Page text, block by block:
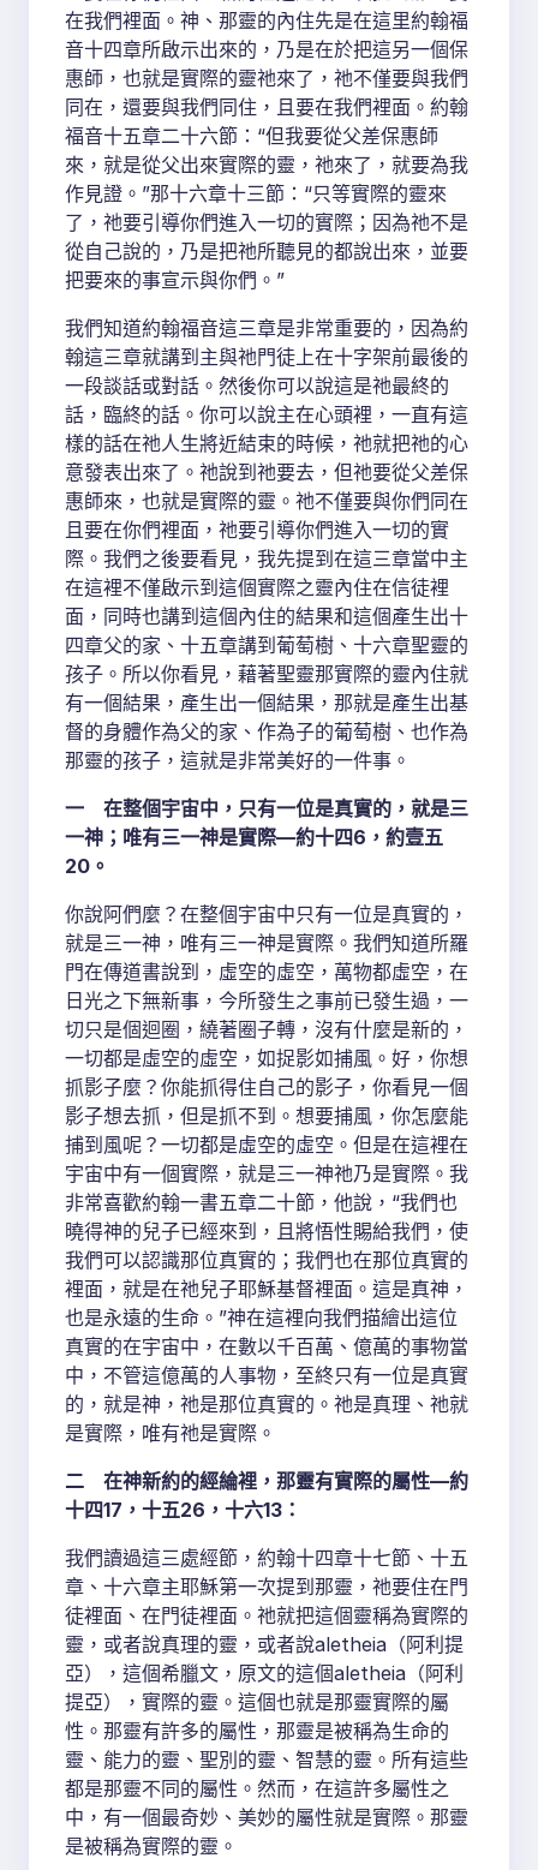
在我們裡面。神、那靈的內住先是在這里約翰福
音十四章所啟示出來的，乃是在於把這另一個保
惠師，也就是實際的靈祂來了，祂不僅要與我們
同在，還要與我們同住，且要在我們裡面。約翰
福音十五章二十六節：“但我要從父差保惠師
來，就是從父出來實際的靈，祂來了，就要為我
作見證。”那十六章十三節：“只等實際的靈來
了，祂要引導你們進入一切的實際；因為祂不是
從自己說的，乃是把祂所聽見的都說出來，並要
把要來的事宣示與你們。”
我們知道約翰福音這三章是非常重要的，因為約
翰這三章就講到主與祂門徒上在十字架前最後的
一段談話或對話。然後你可以說這是祂最終的
話，臨終的話。你可以說主在心頭裡，一直有這
樣的話在祂人生將近結束的時候，祂就把祂的心
意發表出來了。祂說到祂要去，但祂要從父差保
惠師來，也就是實際的靈。祂不僅要與你們同在
且要在你們裡面，祂要引導你們進入一切的實
際。我們之後要看見，我先提到在這三章當中主
在這裡不僅啟示到這個實際之靈內住在信徒裡
面，同時也講到這個內住的結果和這個產生出十
四章父的家、十五章講到葡萄樹、十六章聖靈的
孩子。所以你看見，藉著聖靈那實際的靈內住就
有一個結果，產生出一個結果，那就是產生出基
督的身體作為父的家、作為子的葡萄樹、也作為
那靈的孩子，這就是非常美好的一件事。
一 在整個宇宙中，只有一位是真實的，就是三
一神；唯有三一神是實際—約十四6，約壹五
20。
你說阿們麼？在整個宇宙中只有一位是真實的，
就是三一神，唯有三一神是實際。我們知道所羅
門在傳道書說到，虛空的虛空，萬物都虛空，在
日光之下無新事，今所發生之事前已發生過，一
切只是個迴圈，繞著圈子轉，沒有什麼是新的，
一切都是虛空的虛空，如捉影如捕風。好，你想
抓影子麼？你能抓得住自己的影子，你看見一個
影子想去抓，但是抓不到。想要捕風，你怎麼能
捕到風呢？一切都是虛空的虛空。但是在這裡在
宇宙中有一個實際，就是三一神祂乃是實際。我
非常喜歡約翰一書五章二十節，他說，“我們也
曉得神的兒子已經來到，且將悟性賜給我們，使
我們可以認識那位真實的；我們也在那位真實的
裡面，就是在祂兒子耶穌基督裡面。這是真神，
也是永遠的生命。”神在這裡向我們描繪出這位
真實的在宇宙中，在數以千百萬、億萬的事物當
中，不管這億萬的人事物，至終只有一位是真實
的，就是神，祂是那位真實的。祂是真理、祂就
是實際，唯有祂是實際。
二 在神新約的經綸裡，那靈有實際的屬性—約
十四17，十五26，十六13：
我們讀過這三處經節，約翰十四章十七節、十五
章、十六章主耶穌第一次提到那靈，祂要住在門
徒裡面、在門徒裡面。祂就把這個靈稱為實際的
靈，或者說真理的靈，或者說aletheia（阿利提
亞），這個希臘文，原文的這個aletheia（阿利
提亞），實際的靈。這個也就是那靈實際的屬
性。那靈有許多的屬性，那靈是被稱為生命的
靈、能力的靈、聖別的靈、智慧的靈。所有這些
都是那靈不同的屬性。然而，在這許多屬性之
中，有一個最奇妙、美妙的屬性就是實際。那靈
是被稱為實際的靈。